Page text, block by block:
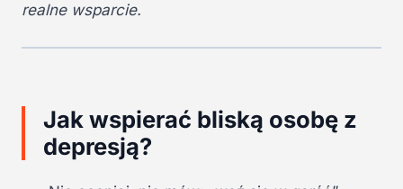
realne wsparcie.
Jak wspierać bliską osobę z
depresją?